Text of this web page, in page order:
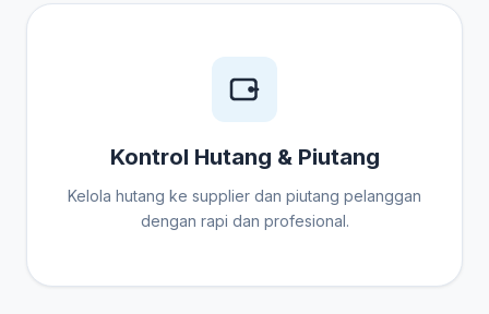
Kontrol Hutang & Piutang
Kelola hutang ke supplier dan piutang pelanggan
dengan rapi dan profesional.